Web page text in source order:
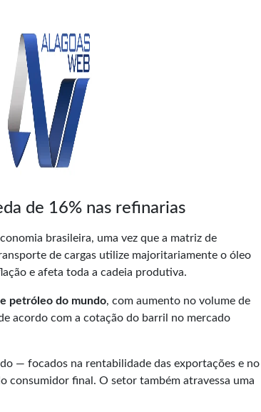
de 16% nas refinarias
brasileira, uma vez que a matriz de
de cargas utilize majoritariamente o óleo
e afeta toda a cadeia produtiva.
petróleo do mundo, com aumento no volume de
acordo com a cotação do barril no mercado
— focados na rentabilidade das exportações e no
consumidor final. O setor também atravessa uma